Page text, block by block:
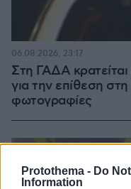
Protothema - Do
Information
Στη ΓΑΔΑ
για την επίθεση στη
φωτογραφίες
06.08.2026, 23:17